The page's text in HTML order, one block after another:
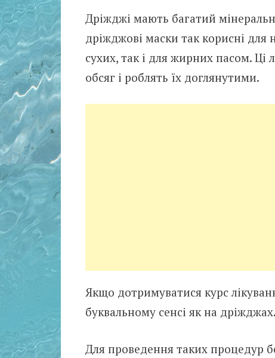
Дріжджі мають багатий
дріжджові маски так корисні для
сухих, так і для жирних пасом. Ці
обсяг і роблять їх доглянутими.
Якщо дотримуватися курс
буквальному сенсі як на дріжджах.
Для проведення таких процедур